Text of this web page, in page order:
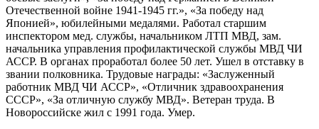
Отечественной войне 1941-1945 гг.», «За победу над
Японией», юбилейными медалями. Работал старшим
инспектором мед. службы, начальником ЛТП МВД, зам.
начальника управления профилактической службы МВД ЧИ
АССР. В органах проработал более 50 лет. Ушел в отставку в
звании полковника. Трудовые награды: «Заслуженный
работник МВД ЧИ АССР», «Отличник здравоохранения
СССР», «За отличную службу МВД». Ветеран труда. В
Новороссийске жил с 1991 года. Умер.